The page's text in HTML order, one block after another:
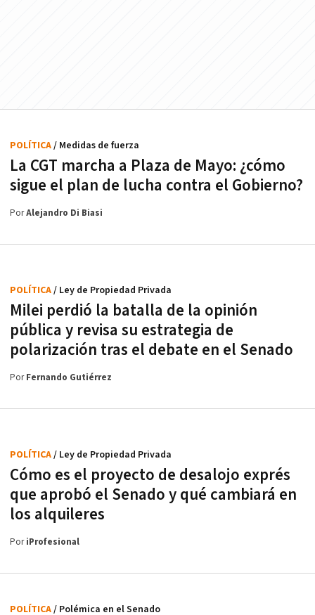
La CGT marcha a Plaza de Mayo: ¿cómo
sigue el plan de lucha contra el Gobierno?
POLÍTICA/ Medidas de fuerza
PorAlejandro Di Biasi
Milei perdió la batalla de la opinión
pública y revisa su estrategia de
polarización tras el debate en el Senado
POLÍTICA/ Ley de Propiedad Privada
PorFernando Gutiérrez
Cómo es el proyecto de desalojo exprés
que aprobó el Senado y qué cambiará en
los alquileres
POLÍTICA/ Ley de Propiedad Privada
PoriProfesional
POLÍTICA/ Polémica en el Senado